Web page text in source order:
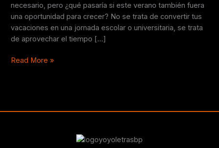
necesario, pero ¿qué pasaría si este verano también fuera
una oportunidad para crecer? No se trata de convertir tus
vacaciones en una jornada escolar o universitaria, se trata
de aprovechar el tiempo […]
☀️
Read More »